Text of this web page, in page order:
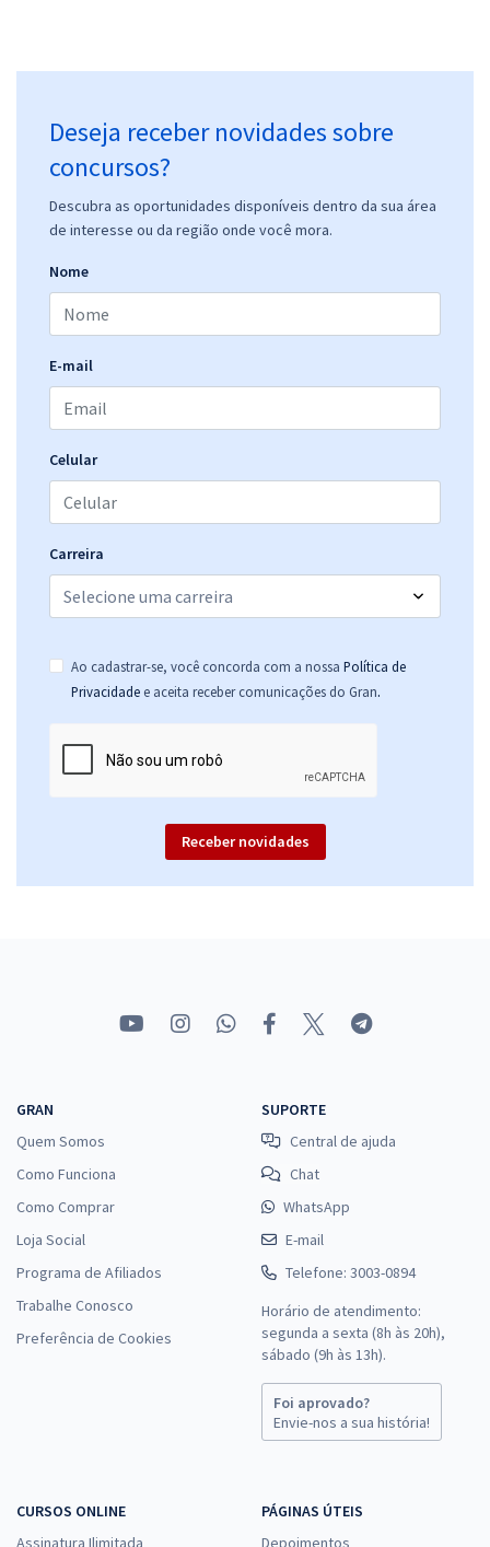
Deseja receber novidades sobre
concursos?
Descubra as oportunidades disponíveis dentro da sua área
de interesse ou da região onde você mora.
Nome
E-mail
Celular
Carreira
Ao cadastrar-se, você concorda com a nossa Política de
Privacidade e aceita receber comunicações do Gran.
Receber novidades
GRAN
Quem Somos
Como Funciona
Como Comprar
Loja Social
Programa de Afiliados
Trabalhe Conosco
Preferência de Cookies
SUPORTE
Central de ajuda
Chat
WhatsApp
E-mail
Telefone: 3003-0894
Horário de atendimento:
segunda a sexta (8h às 20h),
sábado (9h às 13h).
Foi aprovado?
Envie-nos a sua história!
CURSOS ONLINE
Assinatura Ilimitada
PÁGINAS ÚTEIS
Depoimentos